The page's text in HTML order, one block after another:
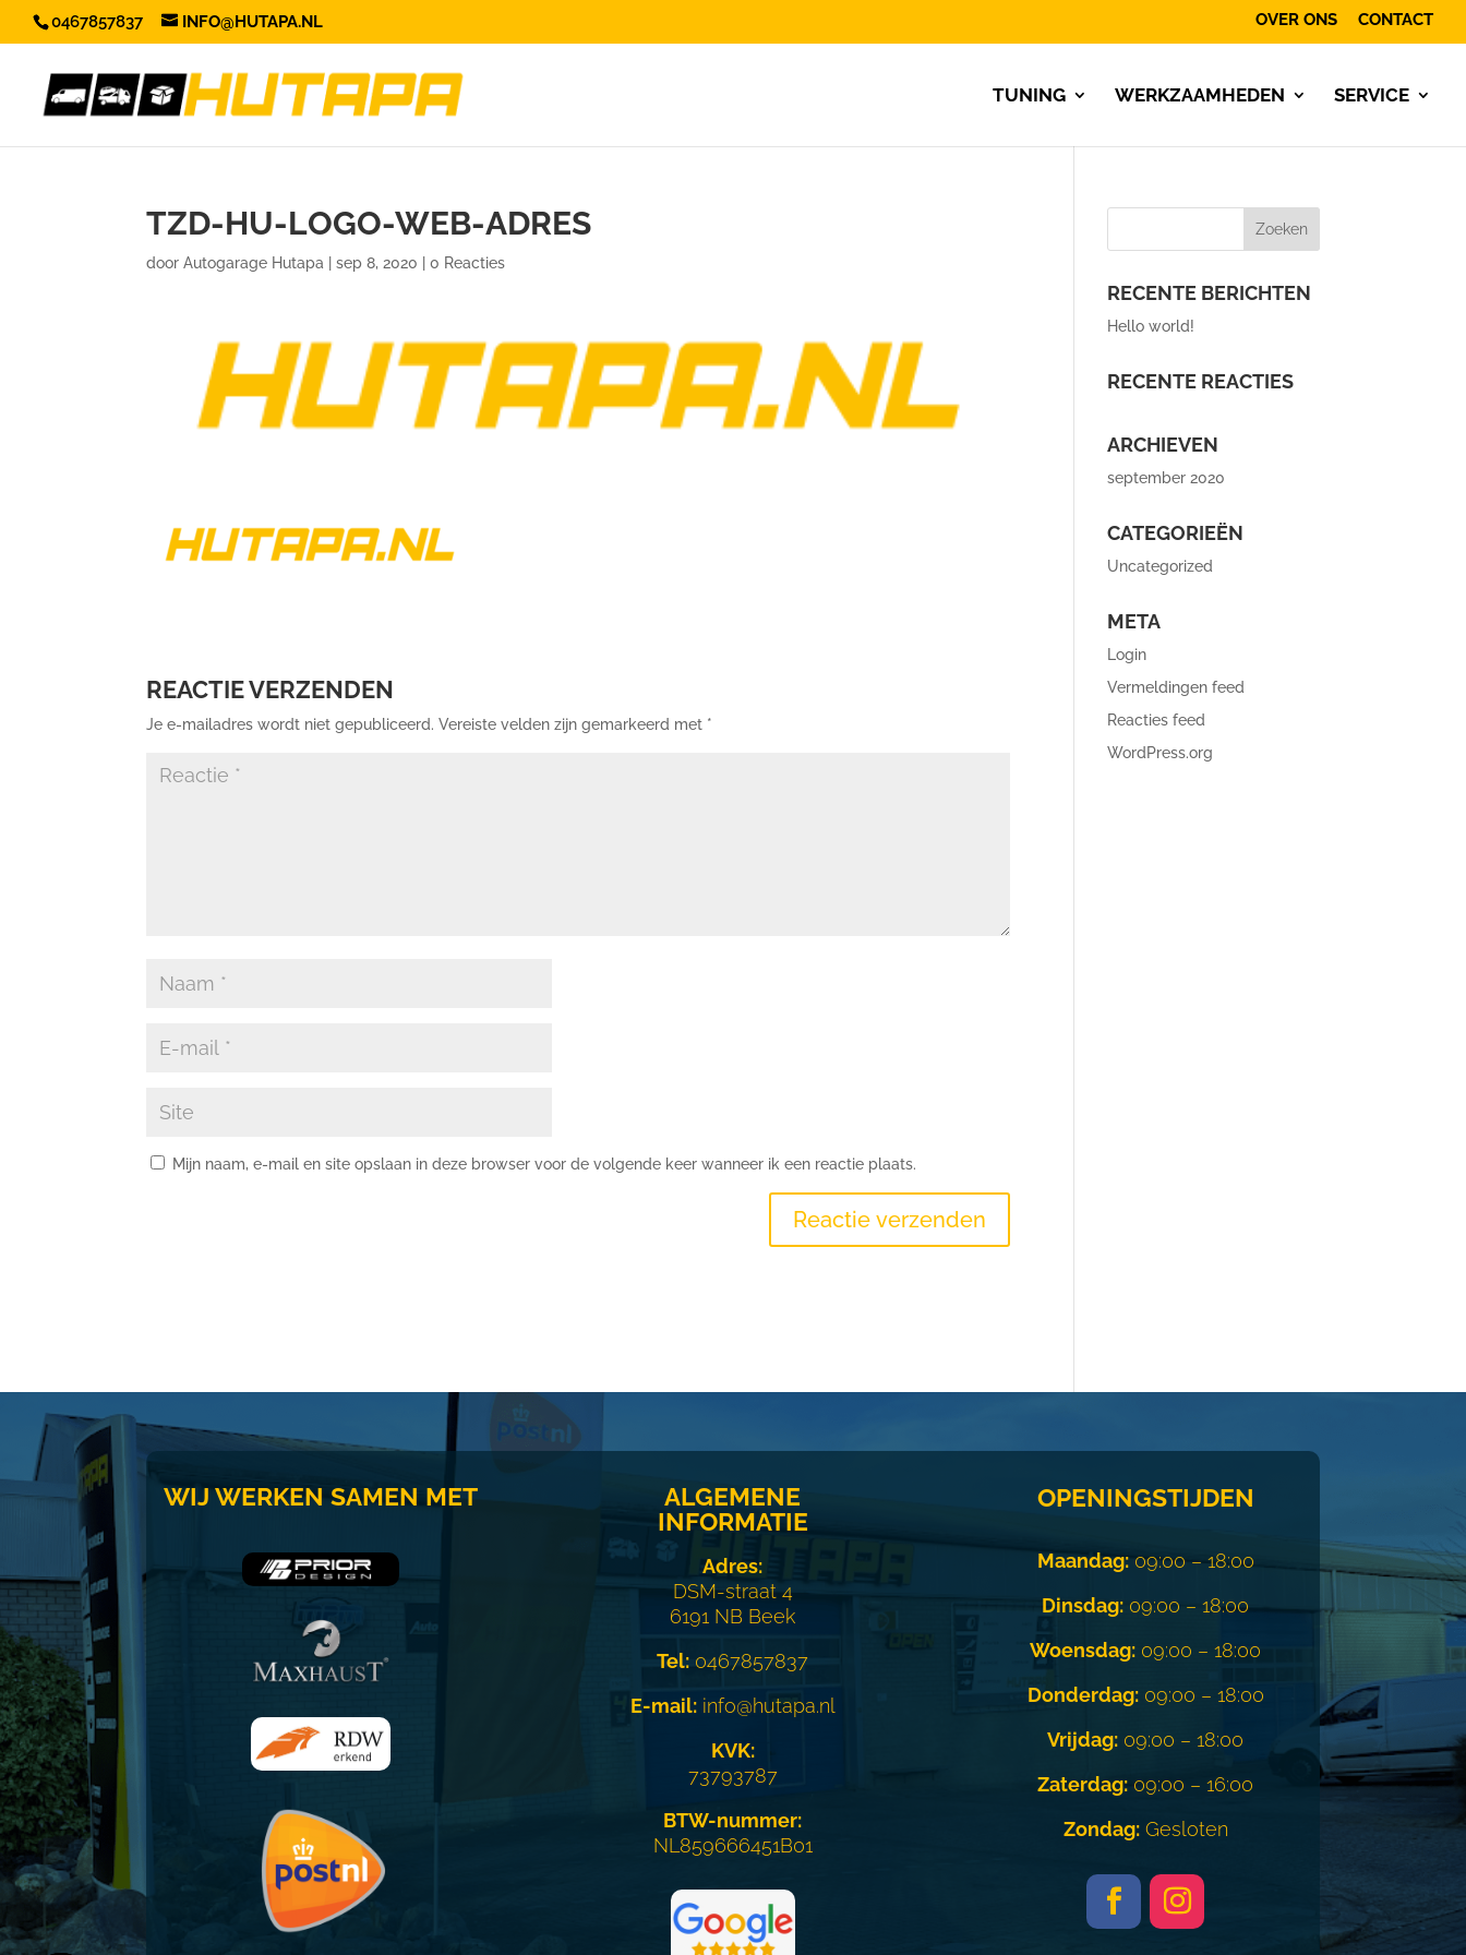
0467857837 INFO@HUTAPA.NL OVER ONS CONTACT
TUNING WERKZAAMHEDEN SERVICE
TZD-HU-LOGO-WEB-ADRES
doorAutogarage Hutapa |sep 8, 2020 |0 Reacties
REACTIE VERZENDEN
Je e-mailadres wordt niet gepubliceerd. Vereiste velden zijn gemarkeerd met *
Mijn naam, e-mail en site opslaan in deze browser voor de volgende keer wanneer ik een reactie plaats.
RECENTE BERICHTEN
Hello world!
RECENTE REACTIES
ARCHIEVEN
september 2020
CATEGORIEËN
Uncategorized
META
Login
Vermeldingen feed
Reacties feed
WordPress.org
WIJ WERKEN SAMEN MET
ALGEMENE
INFORMATIE
Adres:
DSM-straat 4
6191 NB Beek
Tel: 0467857837
E-mail:info@hutapa.nl
KVK:
73793787
BTW-nummer:
NL859666451B01
OPENINGSTIJDEN
Maandag:09:00 – 18:00
Dinsdag: 09:00 – 18:00
Woensdag: 09:00 – 18:00
Donderdag:09:00 – 18:00
Vrijdag: 09:00 – 18:00
Zaterdag: 09:00 – 16:00
Zondag:Gesloten